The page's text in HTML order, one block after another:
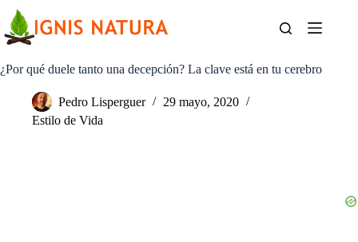
contenido
¿Por qué duele tanto una decepción? La clave está en tu cerebro
Pedro Lisperguer
29 mayo, 2020
Estilo de Vida